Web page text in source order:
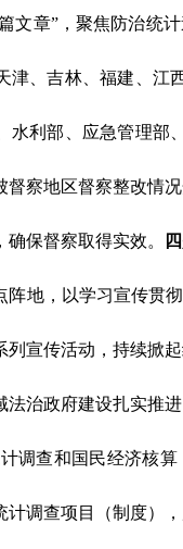
文章”，聚焦防治统
津、吉林、福建、江
水利部、应急管理部
督察地区督察整改情
保督察取得实效。
地，以学习宣传贯
宣传活动，持续掀
法治政府建设扎实推
调查和国民经济核
调查项目（制度）